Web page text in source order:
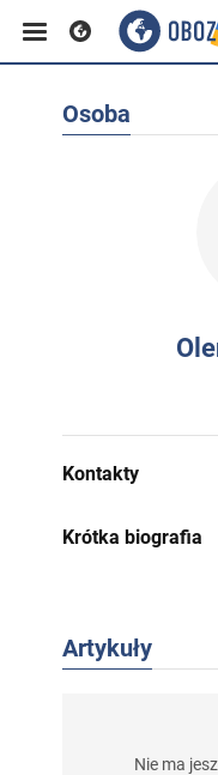
Osoba
Kontakty
Krótka biografia
Artykuły
Nie ma